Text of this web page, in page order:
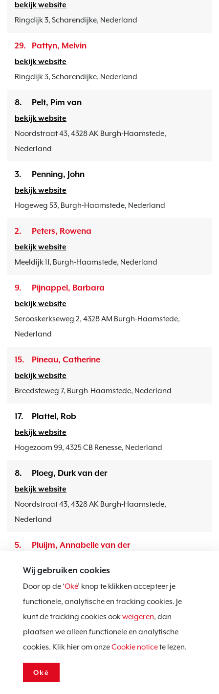
bekijk website
Ringdijk 3, Scharendijke, Nederland
29. Pattyn, Melvin
bekijk website
Ringdijk 3, Scharendijke, Nederland
8. Pelt, Pim van
bekijk website
Noordstraat 43, 4328 AK Burgh-Haamstede,
Nederland
3. Penning, John
bekijk website
Hogeweg 53, Burgh-Haamstede, Nederland
2. Peters, Rowena
bekijk website
Meeldijk 11, Burgh-Haamstede, Nederland
9. Pijnappel, Barbara
bekijk website
Serooskerkseweg 2, 4328 AM Burgh-Haamstede,
Nederland
15. Pineau, Catherine
bekijk website
Breedsteweg 7, Burgh-Haamstede, Nederland
17. Plattel, Rob
bekijk website
Hogezoom 99, 4325 CB Renesse, Nederland
8. Ploeg, Durk van der
bekijk website
Noordstraat 43, 4328 AK Burgh-Haamstede,
Nederland
5. Pluijm, Annabelle van der
Hervormde Kerk Burgh, Burghsering 33, 4328 LL Burgh-
Haamstede, Nederland
28. Polman, Astrid
bekijk website
Hoogenboomsweg 4, 4322 TG Scharendijke, Nederland
Prins van Wijngaarden, Liv-Maritt
Wij gebruiken cookies
Door op de ‘Oké’ knop te klikken accepteer je
functionele, analytische en tracking cookies. Je
kunt de tracking cookies ookweigeren, dan
plaatsen we alleen functionele en analytische
cookies. Klik hier om onzeCookie noticete lezen.
Oké